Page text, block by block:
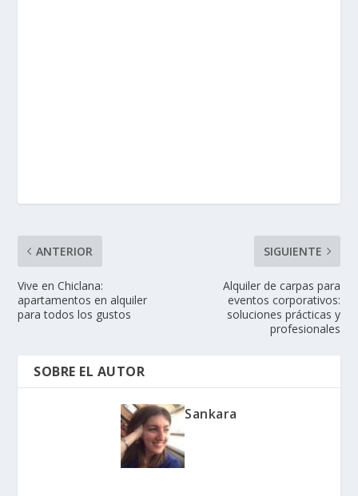
ANTERIOR
Vive en Chiclana:
apartamentos en alquiler
para todos los gustos
SIGUIENTE
Alquiler de carpas para
eventos corporativos:
soluciones prácticas y
profesionales
SOBRE EL AUTOR
Sankara